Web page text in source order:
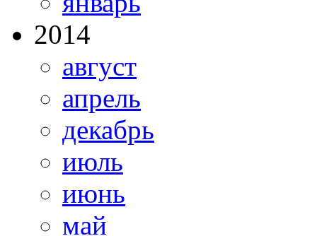
2014
август
апрель
декабрь
июль
июнь
май